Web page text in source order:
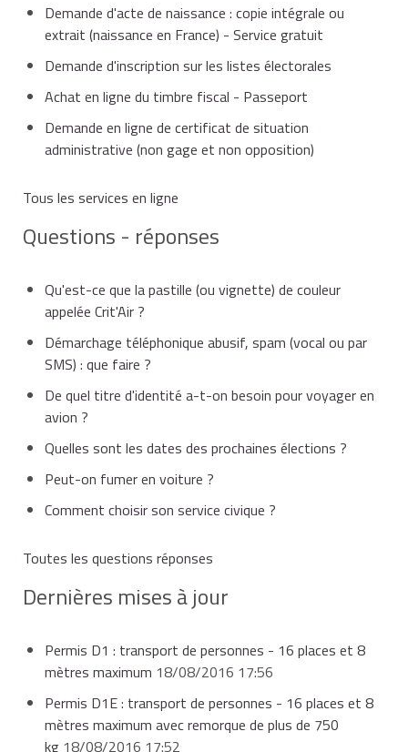
Demande d'acte de naissance : copie intégrale ou
extrait (naissance en France) - Service gratuit
Demande d'inscription sur les listes électorales
Achat en ligne du timbre fiscal - Passeport
Demande en ligne de certificat de situation
administrative (non gage et non opposition)
Tous les services en ligne
Questions - réponses
Qu'est-ce que la pastille (ou vignette) de couleur
appelée Crit'Air ?
Démarchage téléphonique abusif, spam (vocal ou par
SMS) : que faire ?
De quel titre d'identité a-t-on besoin pour voyager en
avion ?
Quelles sont les dates des prochaines élections ?
Peut-on fumer en voiture ?
Comment choisir son service civique ?
Toutes les questions réponses
Dernières mises à jour
Permis D1 : transport de personnes - 16 places et 8
mètres maximum 18/08/2016 17:56
Permis D1E : transport de personnes - 16 places et 8
mètres maximum avec remorque de plus de 750
kg 18/08/2016 17:52